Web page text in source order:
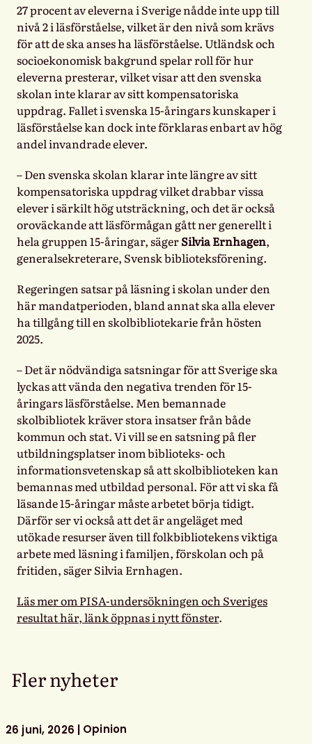
27 procent av eleverna i Sverige nådde inte upp till
nivå 2 i läsförståelse, vilket är den nivå som krävs
för att de ska anses ha läsförståelse. Utländsk och
socioekonomisk bakgrund spelar roll för hur
eleverna presterar, vilket visar att den svenska
skolan inte klarar av sitt kompensatoriska
uppdrag. Fallet i svenska 15-åringars kunskaper i
läsförståelse kan dock inte förklaras enbart av hög
andel invandrade elever.
– Den svenska skolan klarar inte längre av sitt
kompensatoriska uppdrag vilket drabbar vissa
elever i särkilt hög utsträckning, och det är också
oroväckande att läsförmågan gått ner generellt i
hela gruppen 15-åringar, sägerSilvia Ernhagen,
generalsekreterare, Svensk biblioteksförening.
Regeringen satsar på läsning i skolan under den
här mandatperioden, bland annat ska alla elever
ha tillgång till en skolbibliotekarie från hösten
2025.
– Det är nödvändiga satsningar för att Sverige ska
lyckas att vända den negativa trenden för 15-
åringars läsförståelse. Men bemannade
skolbibliotek kräver stora insatser från både
kommun och stat. Vi vill se en satsning på fler
utbildningsplatser inom biblioteks- och
informationsvetenskap så att skolbiblioteken kan
bemannas med utbildad personal. För att vi ska få
läsande 15-åringar måste arbetet börja tidigt.
Därför ser vi också att det är angeläget med
utökade resurser även till folkbibliotekens viktiga
arbete med läsning i familjen, förskolan och på
fritiden, säger Silvia Ernhagen.
Läs mer om PISA-undersökningen och Sveriges
resultat här, länk öppnas i nytt fönster.
Fler nyheter
26 juni, 2026 Opinion